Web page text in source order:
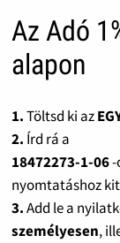
Az Adó
alapon
1.Töltsd ki az
2. Írd rá a
18472273-1-06-
nyomtatáshoz
3.Add le a
személyesen,